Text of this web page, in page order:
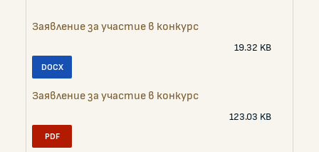
Заявление за участие в конкурс
19.32 KB
Заявление за участие в конкурс
123.03 KB